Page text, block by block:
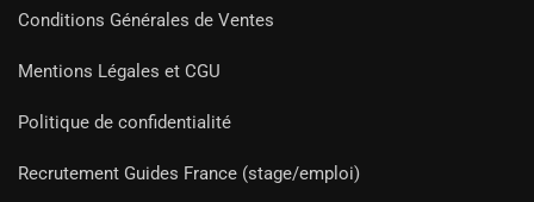
Conditions Générales de Ventes
Mentions Légales et CGU
Politique de confidentialité
Recrutement Guides France (stage/emploi)